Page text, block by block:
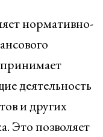
нормативно-
принимает
деятельность
и других
Это позволяет